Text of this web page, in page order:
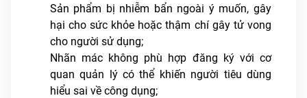
Sản phẩm bị nhiễm bẩn ngoài ý muốn, gây
hại cho sức khỏe hoặc thậm chí gây tử vong
cho người sử dụng;
Nhãn mác không phù hợp đăng ký với cơ
quan quản lý có thể khiến người tiêu dùng
hiểu sai về công dụng;